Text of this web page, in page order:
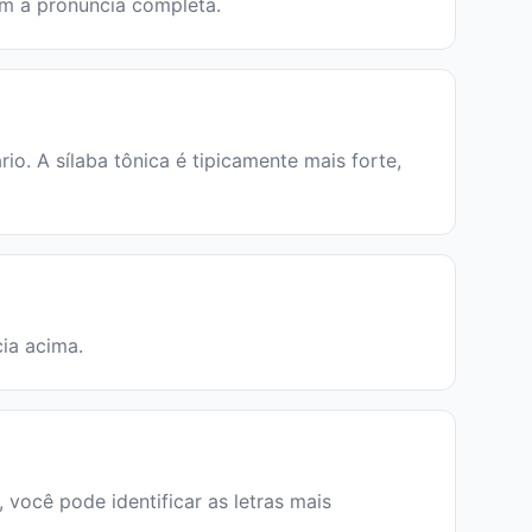
a pronúncia completa.
A sílaba tônica é tipicamente mais forte,
acima.
você pode identificar as letras mais